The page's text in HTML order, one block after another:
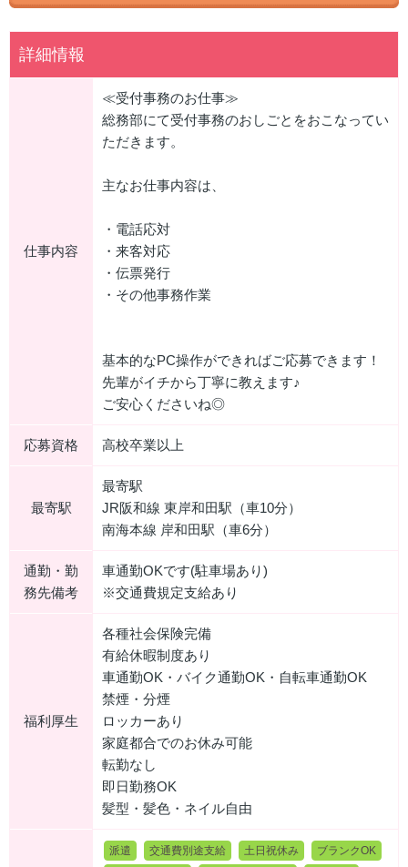
詳細情報
仕事内容
≪受付事務のお仕事≫
総務部にて受付事務のおしごとをおこなってい
ただきます。
主なお仕事内容は、
・電話応対
・来客対応
・伝票発行
・その他事務作業
基本的なPC操作ができればご応募できます！
先輩がイチから丁寧に教えます♪
ご安心くださいね◎
応募資格 高校卒業以上
最寄駅
最寄駅
JR阪和線 東岸和田駅（車10分）
南海本線 岸和田駅（車6分）
通勤・勤
務先備考
車通勤OKです(駐車場あり)
※交通費規定支給あり
福利厚生
各種社会保険完備
有給休暇制度あり
車通勤OK・バイク通勤OK・自転車通勤OK
禁煙・分煙
ロッカーあり
家庭都合でのお休み可能
転勤なし
即日勤務OK
髪型・髪色・ネイル自由
派遣 交通費別途支給 土日祝休み
ブランクOK